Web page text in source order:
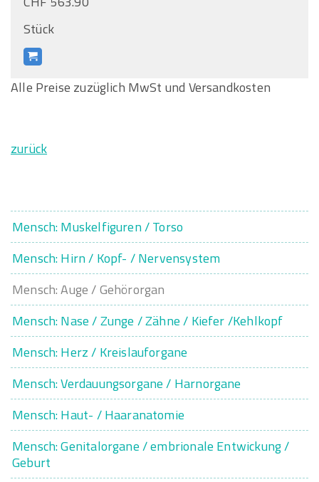
Stück
Alle Preise zuzüglich MwSt und Versandkosten
zurück
Mensch: Muskelfiguren / Torso
Mensch: Hirn / Kopf- / Nervensystem
Mensch: Auge / Gehörorgan
Mensch: Nase / Zunge / Zähne / Kiefer /Kehlkopf
Mensch: Herz / Kreislauforgane
Mensch: Verdauungsorgane / Harnorgane
Mensch: Haut- / Haaranatomie
Mensch: Genitalorgane / embrionale Entwickung /
Geburt